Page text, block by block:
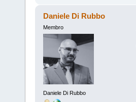
Daniele Di Rubbo
Membro
Daniele Di Rubbo